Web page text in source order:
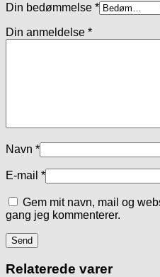
Din bedømmelse *
Din anmeldelse *
Navn *
E-mail *
Gem mit navn, mail og
gang jeg kommenterer.
Relaterede varer